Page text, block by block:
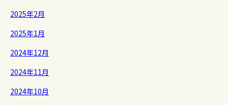
2025年2月
2025年1月
2024年12月
2024年11月
2024年10月